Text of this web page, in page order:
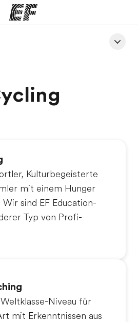
Kulturbegeisterte
mit einem Hunger
sind EF Education-
Typ von Profi-
Weltklasse-Niveau für
mit Erkenntnissen aus